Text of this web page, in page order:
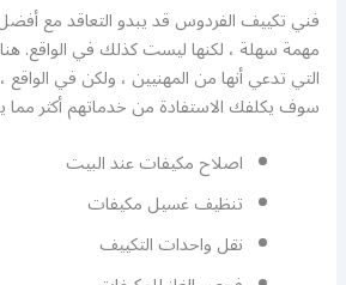
فني تكييف الفردوس قد يبدو التعاقد مع
مهمة سهلة ، لكنها ليست كذلك في الواقع.
التي تدعي أنها من المهنيين ، ولكن في الواقع
سوف يكلفك الاستفادة من خدماتهم أكثر مما
اصلاح مكيفات عند البيت
تنظيف غسيل مكيفات
نقل واحدات التكييف